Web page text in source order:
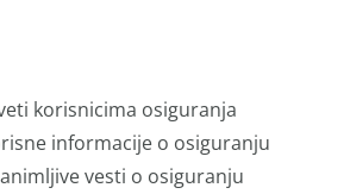
korisnicima osiguranja
informacije o osiguranju
vesti o osiguranju